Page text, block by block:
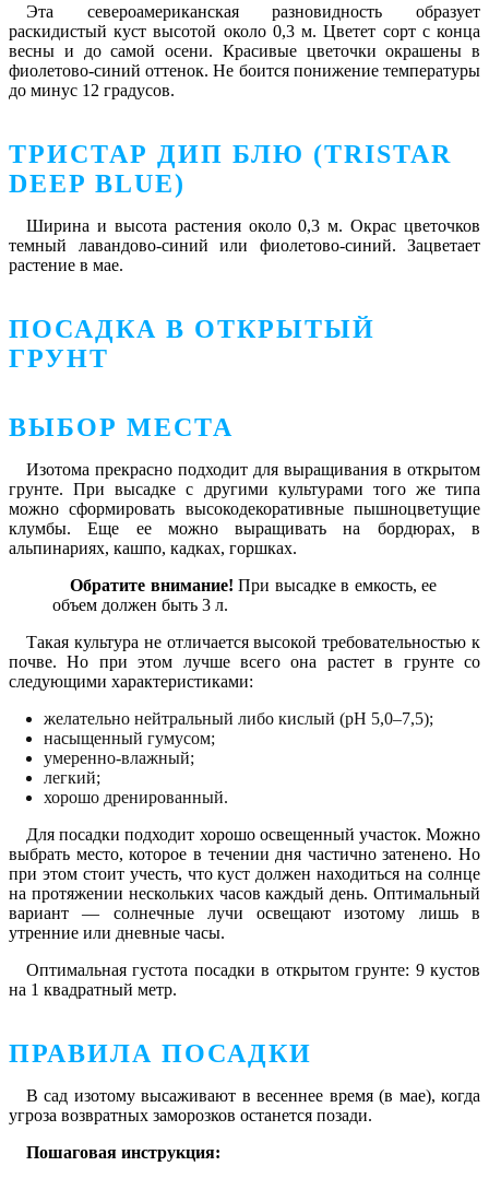
Эта североамериканская разновидность образует
раскидистый куст высотой около 0,3 м. Цветет сорт с конца
весны и до самой осени. Красивые цветочки окрашены в
фиолетово-синий оттенок. Не боится понижение температуры
до минус 12 градусов.
ТРИСТАР ДИП БЛЮ (TRISTAR
DEEP BLUE)
Ширина и высота растения около 0,3 м. Окрас цветочков
темный лавандово-синий или фиолетово-синий. Зацветает
растение в мае.
ПОСАДКА В ОТКРЫТЫЙ
ГРУНТ
ВЫБОР МЕСТА
Изотома прекрасно подходит для выращивания в открытом
грунте. При высадке с другими культурами того же типа
можно сформировать высокодекоративные пышноцветущие
клумбы. Еще ее можно выращивать на бордюрах, в
альпинариях, кашпо, кадках, горшках.
Обратите внимание! При высадке в емкость, ее
объем должен быть 3 л.
Такая культура не отличается высокой требовательностью к
почве. Но при этом лучше всего она растет в грунте со
следующими характеристиками:
желательно нейтральный либо кислый (рН 5,0–7,5);
насыщенный гумусом;
умеренно-влажный;
легкий;
хорошо дренированный.
Для посадки подходит хорошо освещенный участок. Можно
выбрать место, которое в течении дня частично затенено. Но
при этом стоит учесть, что куст должен находиться на солнце
на протяжении нескольких часов каждый день. Оптимальный
вариант — солнечные лучи освещают изотому лишь в
утренние или дневные часы.
Оптимальная густота посадки в открытом грунте: 9 кустов
на 1 квадратный метр.
ПРАВИЛА ПОСАДКИ
В сад изотому высаживают в весеннее время (в мае), когда
угроза возвратных заморозков останется позади.
Пошаговая инструкция: